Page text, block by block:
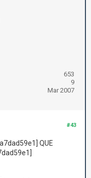
653
9
Mar 2007
#43
QUE